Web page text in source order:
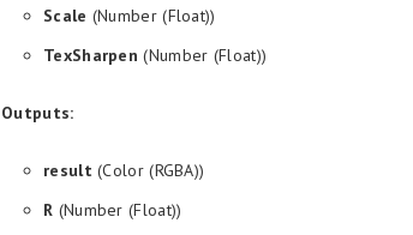
Scale (Number (Float))
TexSharpen (Number (Float))
Outputs:
result (Color (RGBA))
R (Number (Float))